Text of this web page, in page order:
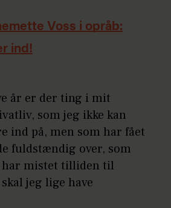
Voss i opråb:
ind!
år er der ting i mit
som jeg ikke kan
ind på, men som har fået
fuldstændig over, som
mistet tilliden til
jeg lige have